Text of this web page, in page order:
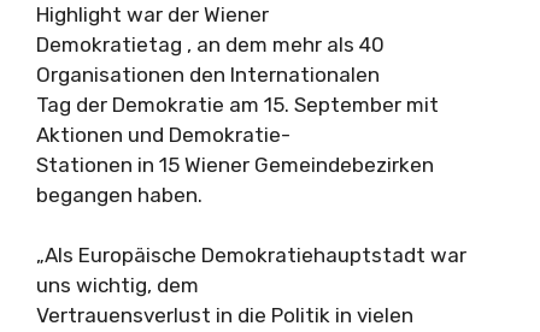
Highlight war der Wiener
Demokratietag , an dem mehr als 40
Organisationen den Internationalen
Tag der Demokratie am 15. September mit
Aktionen und Demokratie-
Stationen in 15 Wiener Gemeindebezirken
begangen haben.
„Als Europäische Demokratiehauptstadt war
uns wichtig, dem
Vertrauensverlust in die Politik in vielen